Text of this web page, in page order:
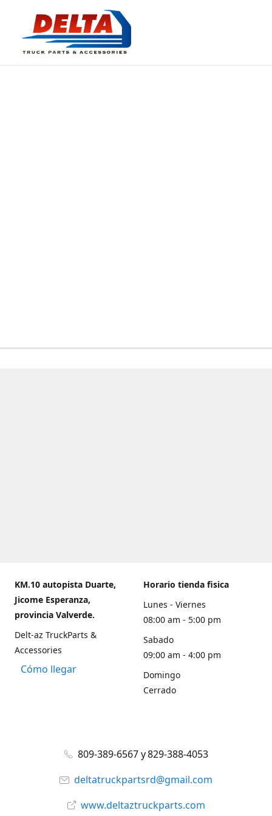
KM.10 autopista Duarte,
Jicome Esperanza,
provincia Valverde.
Delt-az TruckParts &
Accessories
Cómo llegar
Horario tienda fisica
Lunes - Viernes
08:00 am - 5:00 pm
Sabado
09:00 am - 4:00 pm
Domingo
Cerrado
809-389-6567 y 829-388-4053
deltatruckpartsrd@gmail.com
www.deltaztruckparts.com